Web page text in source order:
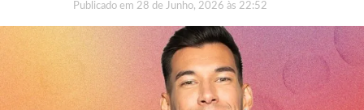
Publicado em 28 de Junho, 2026 às 22:52